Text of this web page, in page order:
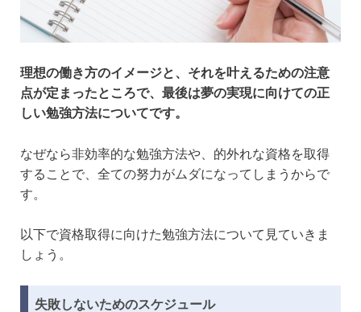
理想の働き方のイメージと、それを叶えるための注意
点が定まったところで、最後は夢の実現に向けての正
しい勉強方法についてです。
なぜなら非効率的な勉強方法や、的外れな資格を取得
することで、全ての努力がムダになってしまうからで
す。
以下で資格取得に向けた勉強方法について見ていきま
しょう。
失敗しないためのスケジュール